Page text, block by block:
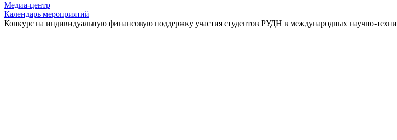
Медиа-центр
Календарь мероприятий
Конкурс на индивидуальную финансовую поддержку участия студентов РУДН в международных научно-